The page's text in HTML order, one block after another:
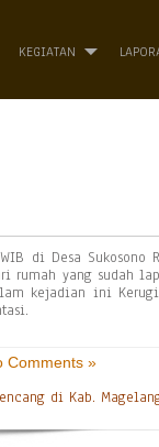
KEGIATAN
di Desa Sukosono
rumah yang sudah
kejadian ini
Comments »
di Kab.